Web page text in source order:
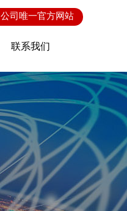
联系我们
公司唯一官方网站